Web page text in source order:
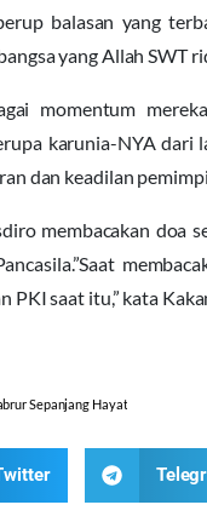
balasan yang
yang Allah SWT
momentum
karunia-NYA
dan keadilan
membacakan doa
PKI saat itu,” kata
Sepanjang Hayat